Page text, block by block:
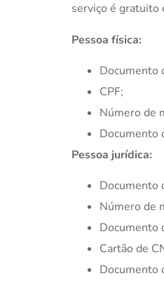
serviço é gratuito
Pessoa física:
Documento
CPF;
Número de
Documento
Pessoa jurídica:
Documento
Número de
Documento
Cartão de
Documento